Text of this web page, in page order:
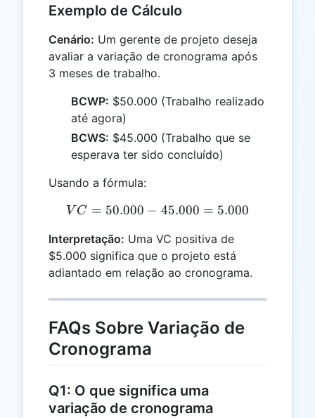
Exemplo de Cálculo
Cenário: Um gerente de projeto deseja
avaliar a variação de cronograma após
3 meses de trabalho.
BCWP: $50.000 (Trabalho realizado
até agora)
BCWS: $45.000 (Trabalho que se
esperava ter sido concluído)
Usando a fórmula:
VC = 50.000 - 45.000 =
V C = 50.000 − 45.000 = 5.000
Interpretação: Uma VC positiva de
$5.000 significa que o projeto está
adiantado em relação ao cronograma.
FAQs Sobre Variação de
Cronograma
Q1: O que significa uma
variação de cronograma